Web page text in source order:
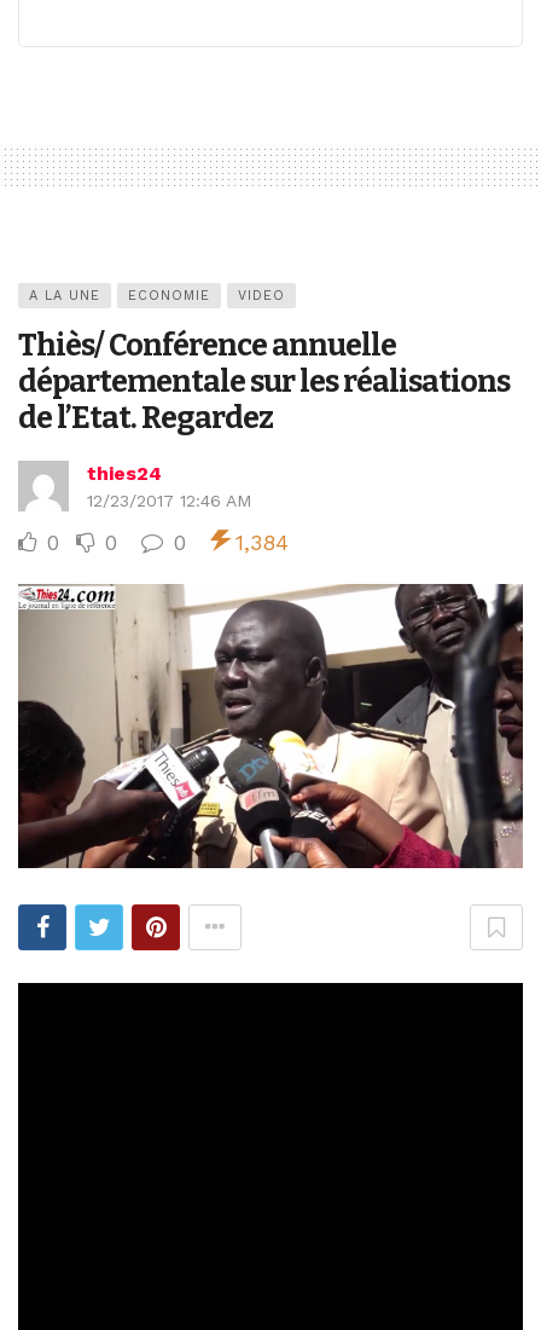
A LA UNE ECONOMIE VIDEO
Thiès/ Conférence annuelle
départementale sur les réalisations
de l’Etat. Regardez
thies24
12/23/2017 12:46 AM
0 0 0 1,384